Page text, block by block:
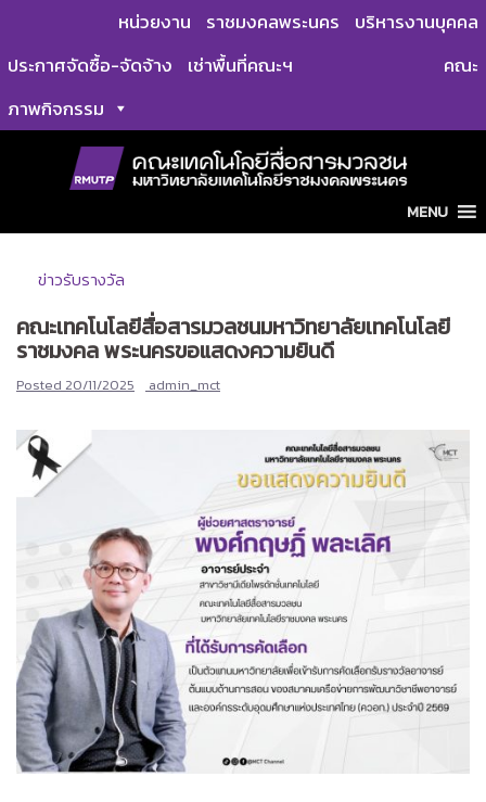
content
บริหารงานบุคคล
ราชมงคลพระนคร
หน่วยงาน
ประกาศจัดซื้อ-จัดจ้าง
เช่าพื้นที่คณะฯ
คณะ
ภาพกิจกรรม
MENU
ข่าวรับรางวัล
คณะเทคโนโลยีสื่อสารมวลชนมหาวิทยาลัยเทคโนโลยี
ราชมงคล พระนครขอแสดงความยินดี
Posted 20/11/2025 admin_mct